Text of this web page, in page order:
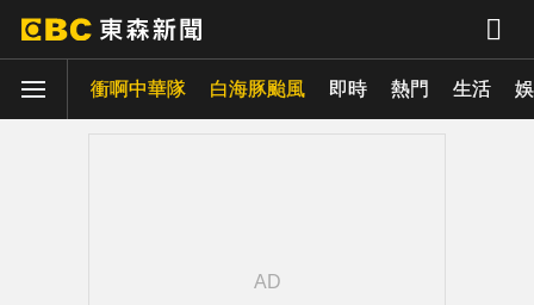
衝啊中華隊 白海豚颱風 即時 熱門 生活